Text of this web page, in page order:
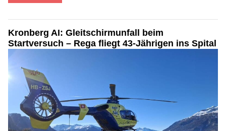
Kronberg AI: Gleitschirmunfall beim
Startversuch – Rega fliegt 43-Jährigen ins Spital